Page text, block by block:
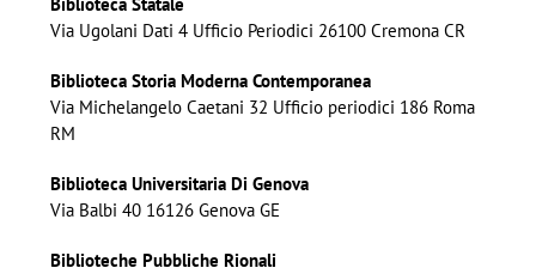
Via Ugolani Dati 4 Ufficio Periodici 26100 Cremona CR
Biblioteca Storia Moderna Contemporanea
Via Michelangelo Caetani 32 Ufficio periodici 186 Roma
RM
Biblioteca Universitaria Di Genova
Via Balbi 40 16126 Genova GE
Biblioteche Pubbliche Rionali